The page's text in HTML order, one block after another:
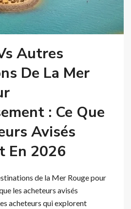
Autres
De La Mer
: Ce Que
Avisés
En 2026
de la Mer Rouge pour
les acheteurs avisés
acheteurs qui explorent